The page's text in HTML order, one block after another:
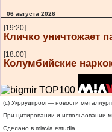
06 августа 2026
[19:20]
Кличко уничтожает
[18:00]
Колумбийские
(c) Укррудпром — новости
При цитировании и использовании
Сделано в miavia estudia.